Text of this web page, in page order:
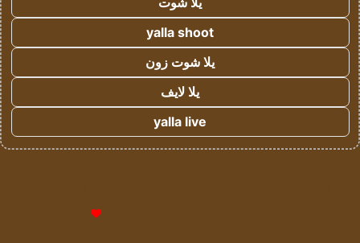
yalla shoot
يلا شوت زون
يلا لايف
yalla live